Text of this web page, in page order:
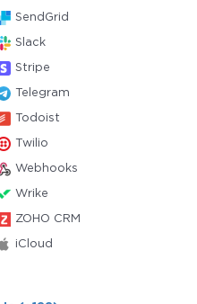
SendGrid
Slack
Stripe
Telegram
Todoist
Twilio
Webhooks
Wrike
ZOHO CRM
iCloud